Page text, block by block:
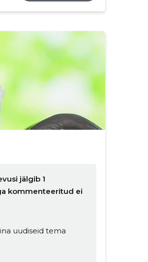
jälgib 1
kommenteeritud ei
uudiseid tema